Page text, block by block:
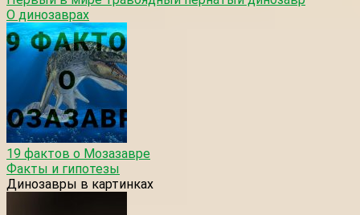
О динозаврах
19 фактов о Мозазавре
Факты и гипотезы
Динозавры в картинках